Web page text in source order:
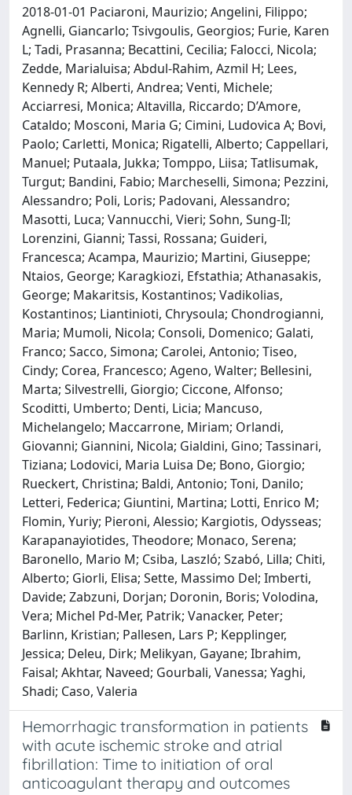
2018-01-01 Paciaroni, Maurizio; Angelini, Filippo;
Agnelli, Giancarlo; Tsivgoulis, Georgios; Furie, Karen
L; Tadi, Prasanna; Becattini, Cecilia; Falocci, Nicola;
Zedde, Marialuisa; Abdul-Rahim, Azmil H; Lees,
Kennedy R; Alberti, Andrea; Venti, Michele;
Acciarresi, Monica; Altavilla, Riccardo; D’Amore,
Cataldo; Mosconi, Maria G; Cimini, Ludovica A; Bovi,
Paolo; Carletti, Monica; Rigatelli, Alberto; Cappellari,
Manuel; Putaala, Jukka; Tomppo, Liisa; Tatlisumak,
Turgut; Bandini, Fabio; Marcheselli, Simona; Pezzini,
Alessandro; Poli, Loris; Padovani, Alessandro;
Masotti, Luca; Vannucchi, Vieri; Sohn, Sung-Il;
Lorenzini, Gianni; Tassi, Rossana; Guideri,
Francesca; Acampa, Maurizio; Martini, Giuseppe;
Ntaios, George; Karagkiozi, Efstathia; Athanasakis,
George; Makaritsis, Kostantinos; Vadikolias,
Kostantinos; Liantinioti, Chrysoula; Chondrogianni,
Maria; Mumoli, Nicola; Consoli, Domenico; Galati,
Franco; Sacco, Simona; Carolei, Antonio; Tiseo,
Cindy; Corea, Francesco; Ageno, Walter; Bellesini,
Marta; Silvestrelli, Giorgio; Ciccone, Alfonso;
Scoditti, Umberto; Denti, Licia; Mancuso,
Michelangelo; Maccarrone, Miriam; Orlandi,
Giovanni; Giannini, Nicola; Gialdini, Gino; Tassinari,
Tiziana; Lodovici, Maria Luisa De; Bono, Giorgio;
Rueckert, Christina; Baldi, Antonio; Toni, Danilo;
Letteri, Federica; Giuntini, Martina; Lotti, Enrico M;
Flomin, Yuriy; Pieroni, Alessio; Kargiotis, Odysseas;
Karapanayiotides, Theodore; Monaco, Serena;
Baronello, Mario M; Csiba, Laszló; Szabó, Lilla; Chiti,
Alberto; Giorli, Elisa; Sette, Massimo Del; Imberti,
Davide; Zabzuni, Dorjan; Doronin, Boris; Volodina,
Vera; Michel Pd-Mer, Patrik; Vanacker, Peter;
Barlinn, Kristian; Pallesen, Lars P; Kepplinger,
Jessica; Deleu, Dirk; Melikyan, Gayane; Ibrahim,
Faisal; Akhtar, Naveed; Gourbali, Vanessa; Yaghi,
Shadi; Caso, Valeria
Hemorrhagic transformation in patients
with acute ischemic stroke and atrial
fibrillation: Time to initiation of oral
anticoagulant therapy and outcomes